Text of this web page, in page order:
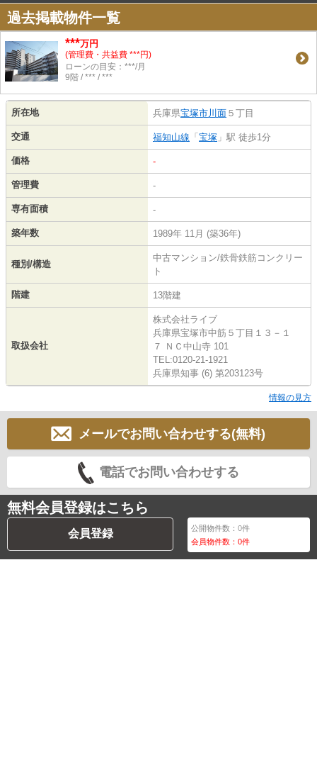
過去掲載物件一覧
***万円
(管理費・共益費 ***円)
ローンの目安：***/月
9階 / *** / ***
所在地 兵庫県宝塚市川面 ５丁目
交通 福知山線 「 宝塚 」駅 徒歩1分
価格 -
管理費 -
専有面積 -
築年数 1989年 11月 (築36年)
種別/構造
中古マンション/鉄骨鉄筋コンクリー
ト
階建 13階建
取扱会社
株式会社ライブ
兵庫県宝塚市中筋５丁目１３－１
７ ＮＣ中山寺 101
TEL:0120-21-1921
兵庫県知事 (6) 第203123号
情報の見方
メールでお問い合わせする(無料)
電話でお問い合わせする
無料会員登録はこちら
会員登録 公開物件数：0件
会員物件数：0件